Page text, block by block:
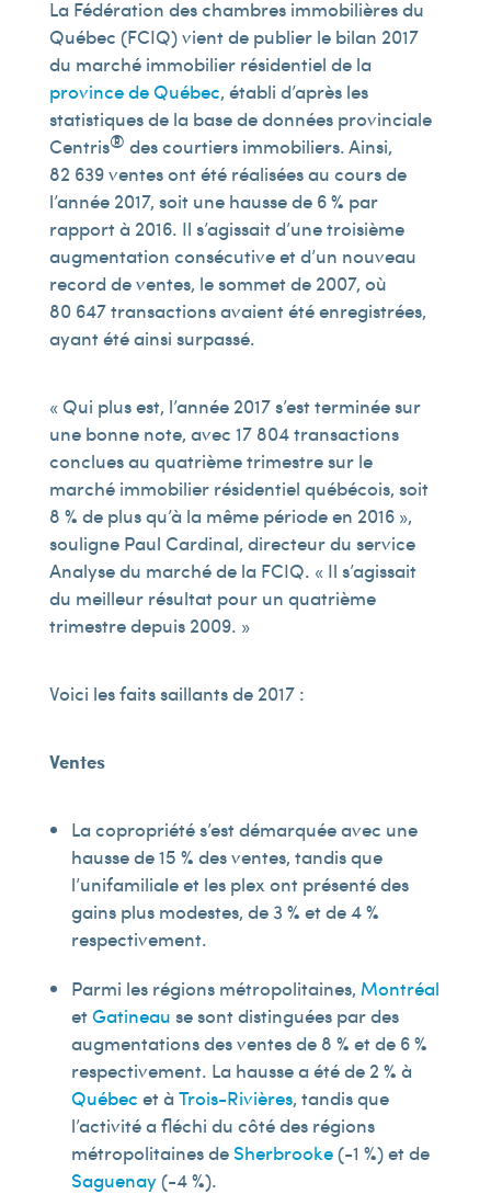
La Fédération des chambres immobilières du
Québec (FCIQ) vient de publier le bilan 2017
du marché immobilier résidentiel de la
province de Québec, établi d’après les
statistiques de la base de données provinciale
Centris® des courtiers immobiliers. Ainsi,
82 639 ventes ont été réalisées au cours de
l’année 2017, soit une hausse de 6 % par
rapport à 2016. Il s’agissait d’une troisième
augmentation consécutive et d’un nouveau
record de ventes, le sommet de 2007, où
80 647 transactions avaient été enregistrées,
ayant été ainsi surpassé.
« Qui plus est, l’année 2017 s’est terminée sur
une bonne note, avec 17 804 transactions
conclues au quatrième trimestre sur le
marché immobilier résidentiel québécois, soit
8 % de plus qu’à la même période en 2016 »,
souligne Paul Cardinal, directeur du service
Analyse du marché de la FCIQ. « Il s’agissait
du meilleur résultat pour un quatrième
trimestre depuis 2009. »
Voici les faits saillants de 2017 :
Ventes
La copropriété s’est démarquée avec une
hausse de 15 % des ventes, tandis que
l’unifamiliale et les plex ont présenté des
gains plus modestes, de 3 % et de 4 %
respectivement.
Parmi les régions métropolitaines, Montréal
et Gatineau se sont distinguées par des
augmentations des ventes de 8 % et de 6 %
respectivement. La hausse a été de 2 % à
Québec et à Trois-Rivières, tandis que
l’activité a fléchi du côté des régions
métropolitaines de Sherbrooke(-1 %) et de
Saguenay(-4 %).